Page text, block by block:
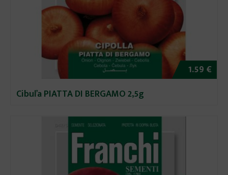
1.59 €
Cibuľa PIATTA DI BERGAMO 2,5g